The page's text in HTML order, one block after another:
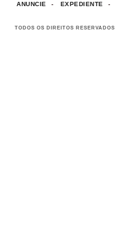
ANUNCIE EXPEDIENTE
TODOS OS DIREITOS RESERVADOS